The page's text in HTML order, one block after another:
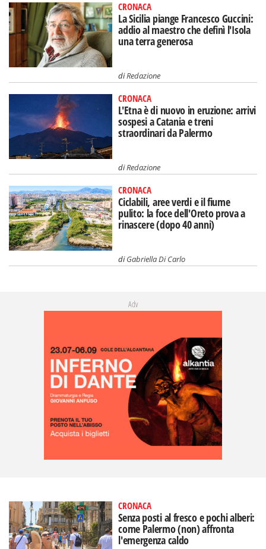
CRONACA
La Sicilia piange Francesco Guccini:
addio al maestro che definì l'Isola
una terra generosa
diRedazione
CRONACA
L'Etna è di nuovo in eruzione: arrivi
sospesi a Catania e treni
straordinari da Palermo
diRedazione
CRONACA
Ciclabili, aree verdi e il fiume
pulito: la foce dell'Oreto prova a
rinascere (dopo 40 anni)
diGabriella Di Carlo
Adv
CRONACA
Senza posti al fresco e pochi alberi:
come Palermo (non) affronta
l'emergenza caldo